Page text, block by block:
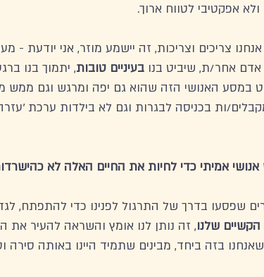
אפקטיבי לטווח ארוך.
צריכים וצריכות, זה יישמע מוזר, אני יודעת -
אדם אחר/ת, שיביט בנו בעיניים טובות, יתמוך בנו
במסע האנושי הזה שהוא גם יפה ומרגש וגם ממש
ות בכניסה לבגרות וגם לא בילדות ערכת
אנושי אמיתי כדי לחיות את החיים האלה לא
שפסעו בדרך של התרגול לפנינו כדי להתפתח,
שלנו, זה נותן לנו אומץ והשראה להעיר את
בזה ביחד, מבינים שתמיד היינו באותה סירה